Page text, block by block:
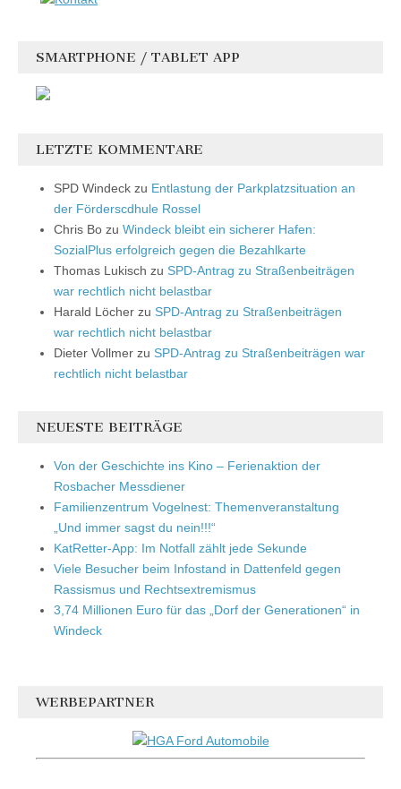
SMARTPHONE / TABLET APP
LETZTE KOMMENTARE
SPD Windeck zu Entlastung der Parkplatzsituation an
der Förderscdhule Rossel
Chris Bo zu Windeck bleibt ein sicherer Hafen:
SozialPlus erfolgreich gegen die Bezahlkarte
Thomas Lukisch zu SPD-Antrag zu Straßenbeiträgen
war rechtlich nicht belastbar
Harald Löcher zu SPD-Antrag zu Straßenbeiträgen
war rechtlich nicht belastbar
Dieter Vollmer zu SPD-Antrag zu Straßenbeiträgen war
rechtlich nicht belastbar
NEUESTE BEITRÄGE
Von der Geschichte ins Kino – Ferienaktion der
Rosbacher Messdiener
Familienzentrum Vogelnest: Themenveranstaltung
„Und immer sagst du nein!!!“
KatRetter-App: Im Notfall zählt jede Sekunde
Viele Besucher beim Infostand in Dattenfeld gegen
Rassismus und Rechtsextremismus
3,74 Millionen Euro für das „Dorf der Generationen“ in
Windeck
WERBEPARTNER